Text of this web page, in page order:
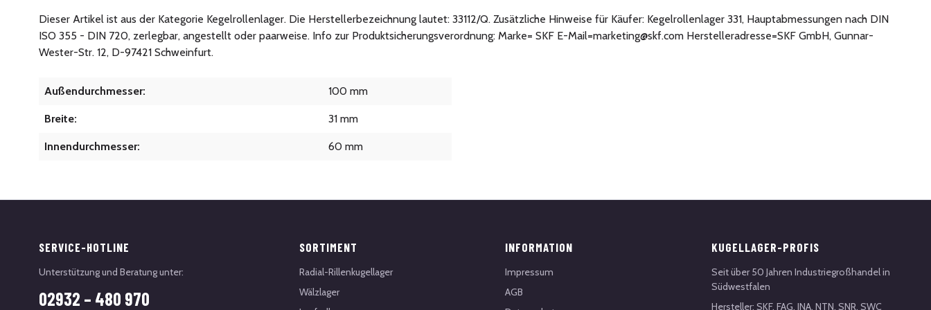
Dieser Artikel ist aus der Kategorie Kegelrollenlager. Die Herstellerbezeichnung lautet: 33112/Q. Zusätzliche Hinweise für Käufer: Kegelrollenlager 331, Hauptabmessungen nach DIN
ISO 355 - DIN 720, zerlegbar, angestellt oder paarweise. Info zur Produktsicherungsverordnung: Marke= SKF E-Mail=marketing@skf.com Herstelleradresse=SKF GmbH, Gunnar-
Wester-Str. 12, D-97421 Schweinfurt.
Außendurchmesser: 100 mm
Breite: 31 mm
Innendurchmesser: 60 mm
SERVICE-HOTLINE
Unterstützung und Beratung unter:
02932 – 480 970
SORTIMENT
Radial-Rillenkugellager
Wälzlager
INFORMATION
Impressum
AGB
KUGELLAGER-PROFIS
Seit über 50 Jahren Industriegroßhandel in
Südwestfalen
Hersteller: SKF, FAG, INA, NTN, SNR, SWC